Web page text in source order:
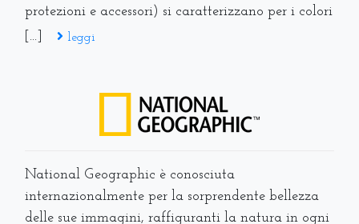
protezioni e accessori) si caratterizzano per i colori
[...]
leggi
National Geographic è conosciuta
internazionalmente per la sorprendente bellezza
delle sue immagini, raffiguranti la natura in ogni